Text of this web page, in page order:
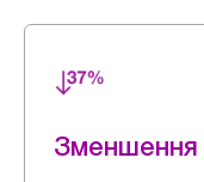
Зменшення